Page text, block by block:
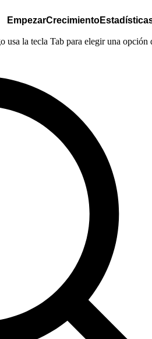
EmpezarCrecimiento
usa la tecla Tab para elegir una opción